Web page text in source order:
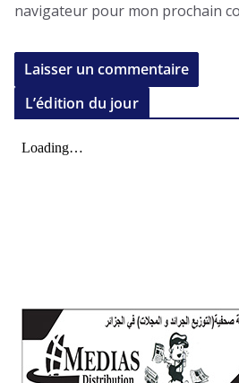
navigateur pour mon prochain
L’édition du jour